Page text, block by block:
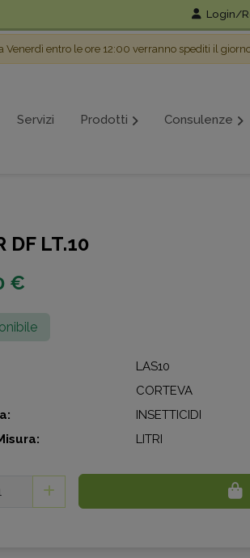
Login/
entro le ore 12:00 verranno spediti il
Servizi Prodotti Consulenze
DF LT.10
€
LAS10
CORTEVA
INSETTICIDI
LITRI